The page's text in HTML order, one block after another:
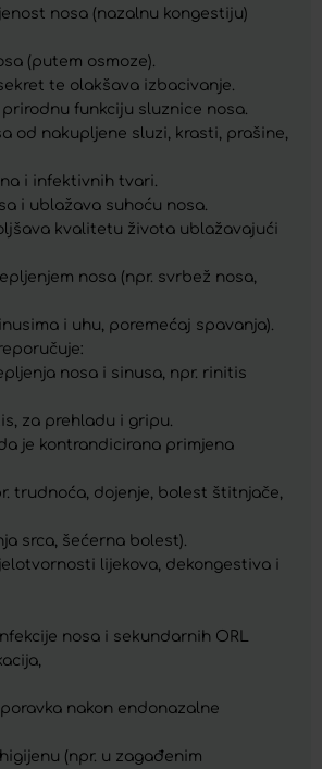
nosa (nazalnu kongestiju)
(putem osmoze).
te olakšava izbacivanje.
funkciju sluznice nosa.
od nakupljene sluzi, krasti, prašine,
i infektivnih tvari.
i ublažava suhoću nosa.
kvalitetu života ublažavajući
nosa (npr. svrbež nosa,
i uhu, poremećaj spavanja).
nosa i sinusa, npr. rinitis
za prehladu i gripu.
je kontrandicirana primjena
trudnoća, dojenje, bolest štitnjače,
srca, šećerna bolest).
lijekova, dekongestiva i
nosa i sekundarnih ORL
nakon endonazalne
(npr. u zagađenim